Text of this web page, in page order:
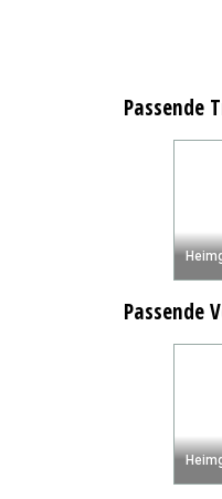
Passende
Passende